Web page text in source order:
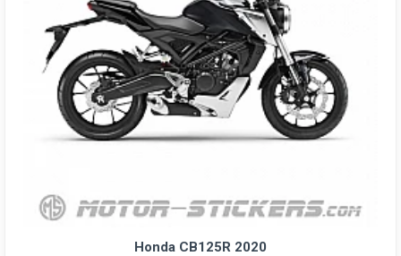
Honda CB125R 2020